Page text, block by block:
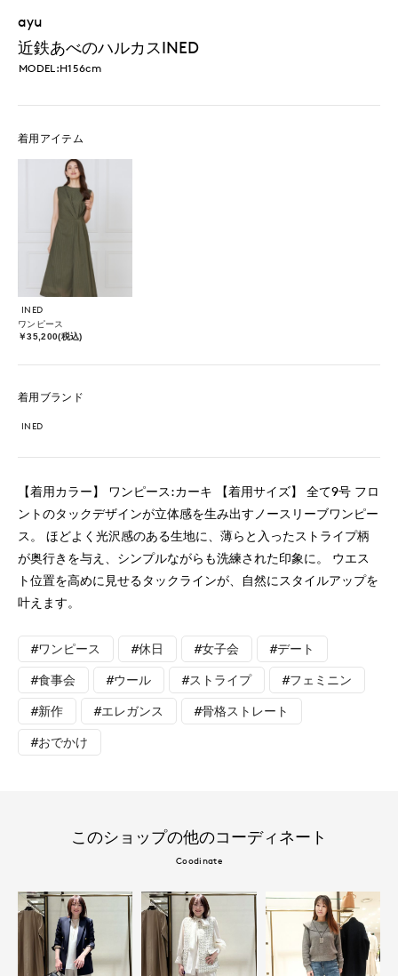
ayu
近鉄あべのハルカスINED
MODEL:H156cm
着用アイテム
INED
ワンピース
￥35,200(税込)
着用ブランド
INED
【着用カラー】 ワンピース:カーキ 【着用サイズ】 全て9号 フロ
ントのタックデザインが立体感を生み出すノースリーブワンピー
ス。 ほどよく光沢感のある生地に、薄らと入ったストライプ柄
が奥行きを与え、シンプルながらも洗練された印象に。 ウエス
ト位置を高めに見せるタックラインが、自然にスタイルアップを
叶えます。
#ワンピース #休日 #女子会 #デート
#食事会 #ウール #ストライプ #フェミニン
#新作 #エレガンス #骨格ストレート
#おでかけ
このショップの他のコーディネート
Coodinate